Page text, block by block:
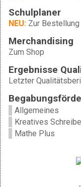
Schulplaner
NEU: Zur Bestellung
Merchandising
Zum Shop
Ergebnisse
Letzter
Allgemeines
Kreatives
Mathe Plus